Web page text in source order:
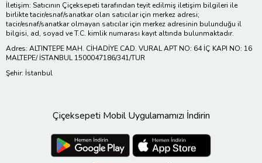
İletişim: Satıcının Çiçeksepeti tarafından teyit edilmiş iletişim bilgileri ile
birlikte tacir/esnaf/sanatkar olan satıcılar için merkez adresi;
tacir/esnaf/sanatkar olmayan satıcılar için merkez adresinin bulunduğu il
bilgisi, ad, soyad ve T.C. kimlik numarası kayıt altında bulunmaktadır.
Adres: ALTINTEPE MAH. CİHADİYE CAD. VURAL APT NO: 64 İÇ KAPI NO: 16
MALTEPE/ İSTANBUL 1500047186/341/TUR
Şehir: İstanbul
Çiçeksepeti Mobil Uygulamamızı İndirin